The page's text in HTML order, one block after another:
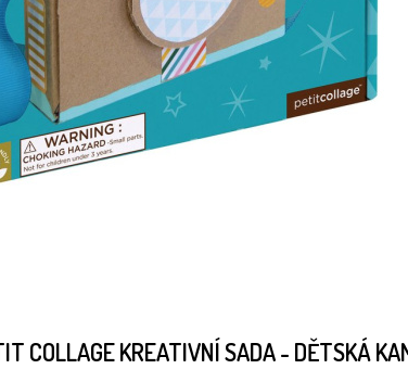
COLLAGE KREATIVNÍ SADA - DĚTSKÁ